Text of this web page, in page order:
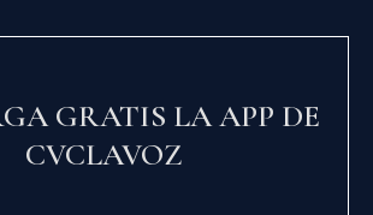
GRATIS LA APP DE
CVCLAVOZ